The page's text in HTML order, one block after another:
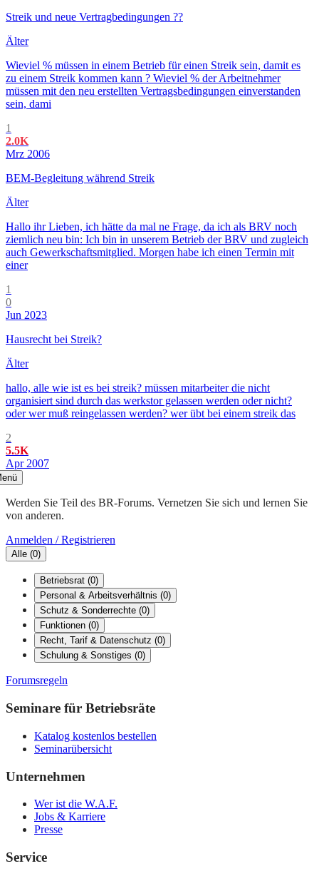
Streik und neue Vertragbedingungen ??
Älter
Wieviel % müssen in einem Betrieb für einen Streik sein, damit es
zu einem Streik kommen kann ? Wieviel % der Arbeitnehmer
müssen mit den neu erstellten Vertragsbedingungen einverstanden
sein, dami
1
2.0K
Mrz 2006
BEM-Begleitung während Streik
Älter
Hallo ihr Lieben, ich hätte da mal ne Frage, da ich als BRV noch
ziemlich neu bin: Ich bin in unserem Betrieb der BRV und zugleich
auch Gewerkschaftsmitglied. Morgen habe ich einen Termin mit
einer
1
0
Jun 2023
Hausrecht bei Streik?
Älter
hallo, alle wie ist es bei streik? müssen mitarbeiter die nicht
organisiert sind durch das werkstor gelassen werden oder nicht?
oder wer muß reingelassen werden? wer übt bei einem streik das
2
5.5K
Apr 2007
Werden Sie Teil des BR-Forums. Vernetzen Sie sich und lernen Sie
von anderen.
Anmelden / Registrieren
Alle (0)
Betriebsrat (0)
Personal & Arbeitsverhältnis (0)
Schutz & Sonderrechte (0)
Funktionen (0)
Recht, Tarif & Datenschutz (0)
Schulung & Sonstiges (0)
Forumsregeln
Seminare für Betriebsräte
Katalog kostenlos bestellen
Seminarübersicht
Unternehmen
Wer ist die W.A.F.
Jobs & Karriere
Presse
Service